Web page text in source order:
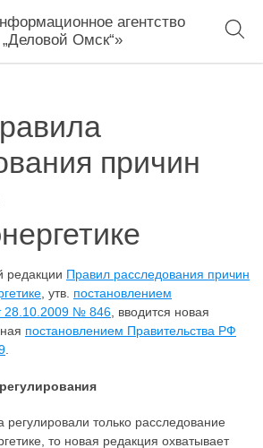
агентство
„Деловой Омск“»
причин
редакции Правил расследования причин
, утв. постановлением
28.10.2009 № 846 , вводится новая
постановлением Правительства РФ
только расследование
то новая редакция охватывает